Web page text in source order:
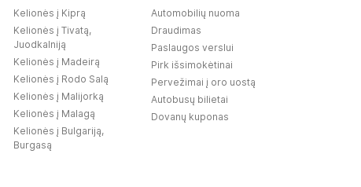
Kelionės į Kiprą
Kelionės į Tivatą,
Juodkalniją
Kelionės į Madeirą
Kelionės į Rodo Salą
Kelionės į Malijorką
Kelionės į Malagą
Kelionės į Bulgariją,
Burgasą
Automobilių nuoma
Draudimas
Paslaugos verslui
Pirk išsimokėtinai
Pervežimai į oro uostą
Autobusų bilietai
Dovanų kuponas